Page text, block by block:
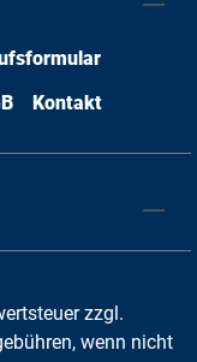
Kontakt
zzgl.
wenn nicht